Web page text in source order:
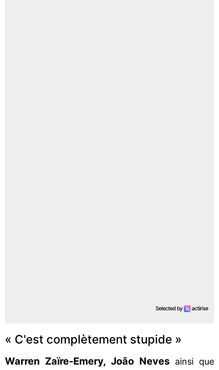
« C'est complètement stupide »
Warren Zaïre-Emery, João Neves ainsi que